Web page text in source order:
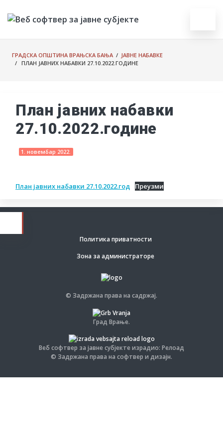
ГРАДСКА ОПШТИНА ВРАЊСКА БАЊА / ЈАВНЕ НАБАВКЕ
/ ПЛАН ЈАВНИХ НАБАВКИ 27.10.2022.ГОДИНЕ
План јавних набавки
27.10.2022.године
1. новембар 2022.
План јавних набавки 27.10.2022.год Преузми
Политика приватности
Зона за администраторе
© Задржана права на садржај.
Град Врање.
Веб софтвер за јавне субјекте израдио: Релоад
© Задржана права на софтвер и дизајн.